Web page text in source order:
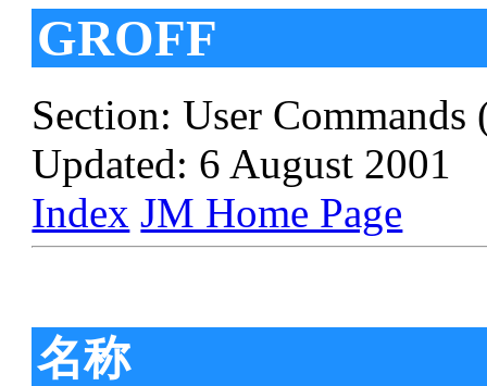
GROFF
Section: User Commands
Updated: 6 August 2001
Index JM Home Page
名称